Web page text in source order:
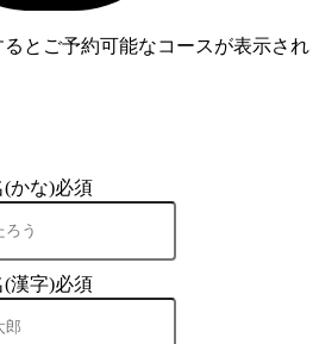
るとご予約可能なコースが表示され
(かな)必須
(漢字)必須